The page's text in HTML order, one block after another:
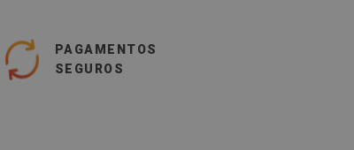
PAGAMENTOS
SEGUROS